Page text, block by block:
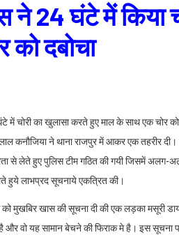
ने 24 घंटे में किया
को दबोचा
में चोरी का खुलासा करते हुए माल के साथ एक चोर
कनौजिया ने थाना राजपुर में आकर एक तहरीर
से लेते हुए पुलिस टीम गठित की गयी जिसमें अलग-
हुये लाभप्रद सूचनाये एकत्रित की।
को मुखबिर खास की सूचना दी की एक लड़का मसूरी
और वो यह सामान बेचने की फिराक मे है। इस